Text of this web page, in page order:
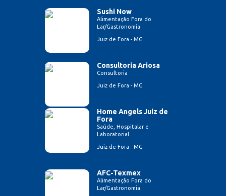
Sushi Now
Alimentação Fora do
Lar/Gastronomia
Juiz de Fora - MG
Consultoria Ariosa
Consultoria
Juiz de Fora - MG
Home Angels Juiz de
Fora
Saúde, Hospitalar e
Laboratorial
Juiz de Fora - MG
AFC-Texmex
Alimentação Fora do
Lar/Gastronomia